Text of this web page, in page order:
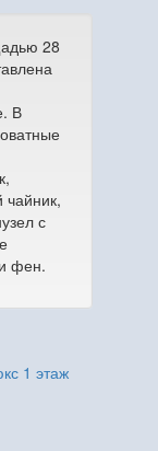
28
В
чайник,
с
фен.